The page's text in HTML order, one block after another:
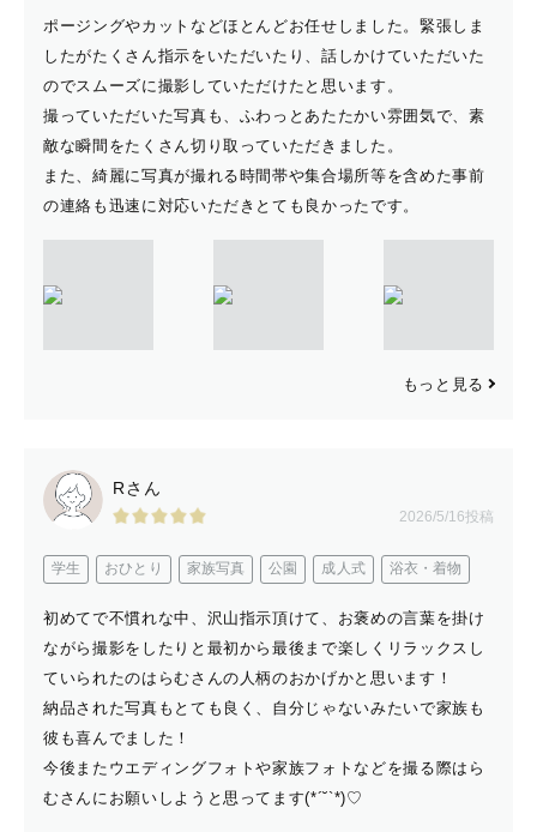
お客様が不安なく心から満足される撮影となりますよう、
事前の打ち合わせは入念に行いたいと思っております。
ご不明な点はもちろん、こんなイメージの写真が撮りた
い・こんな小物を使いたいなど、ご希望がありましたら以
下公式LINEより何でもご相談ください。
頼があれば北東北（岩手県全域/秋田県/宮城県）〜全国に
ださい🙏🏻
◯予定が◎になっていないところでも、場所やお時間によ
っては対応可能な場合もございます。一度公式LINEにて
お問い合わせください♪
皆さまにお会いできるのを楽しみにしております😆
ポージングやカットなどほとんどお任せしました。緊張しま
したがたくさん指示をいただいたり、話しかけていただいた
のでスムーズに撮影していただけたと思います。
撮っていただいた写真も、ふわっとあたたかい雰囲気で、素
敵な瞬間をたくさん切り取っていただきました。
また、綺麗に写真が撮れる時間帯や集合場所等を含めた事前
の連絡も迅速に対応いただきとても良かったです。
もっと見る
Rさん
2026/5/16投稿
学生 おひとり 家族写真 公園 成人式 浴衣・着物
初めてで不慣れな中、沢山指示頂けて、お褒めの言葉を掛け
ながら撮影をしたりと最初から最後まで楽しくリラックスし
ていられたのはらむさんの人柄のおかげかと思います！
納品された写真もとても良く、自分じゃないみたいで家族も
彼も喜んでました！
今後またウエディングフォトや家族フォトなどを撮る際はら
むさんにお願いしようと思ってます(*´˘`*)♡